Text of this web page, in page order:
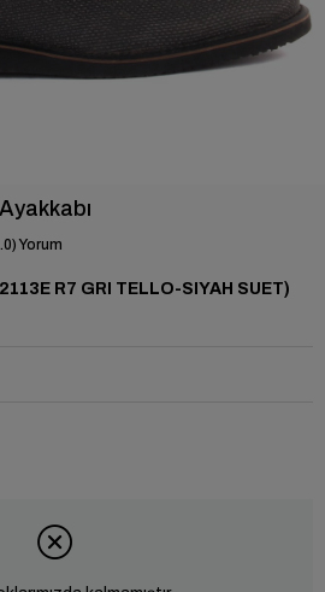
R7 GRI TELLO-SIYAH SUET)